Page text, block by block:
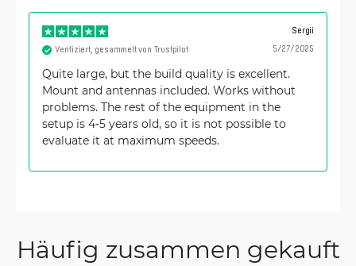
Sergii
5/27/2025
Verifiziert, gesammelt von Trustpilot
Quite large, but the build quality is excellent.
Mount and antennas included. Works without
problems. The rest of the equipment in the
setup is 4-5 years old, so it is not possible to
evaluate it at maximum speeds.
Häufig zusammen gekauft